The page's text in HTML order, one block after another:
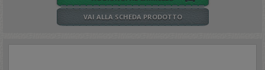
VAI ALLA SCHEDA PRODOTTO